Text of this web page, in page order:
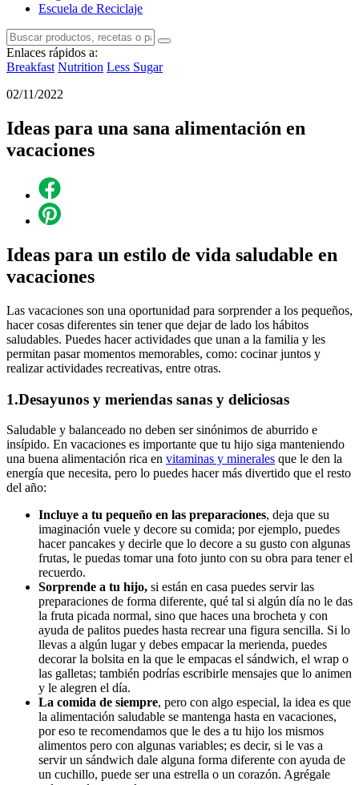
Escuela de Reciclaje
Enlaces rápidos a:
Breakfast Nutrition Less Sugar
02/11/2022
Ideas para una sana alimentación en
vacaciones
Ideas para un estilo de vida saludable en
vacaciones
Las vacaciones son una oportunidad para sorprender a los pequeños,
hacer cosas diferentes sin tener que dejar de lado los hábitos
saludables. Puedes hacer actividades que unan a la familia y les
permitan pasar momentos memorables, como: cocinar juntos y
realizar actividades recreativas, entre otras.
1.Desayunos y meriendas sanas y deliciosas
Saludable y balanceado no deben ser sinónimos de aburrido e
insípido. En vacaciones es importante que tu hijo siga manteniendo
una buena alimentación rica en vitaminas y minerales que le den la
energía que necesita, pero lo puedes hacer más divertido que el resto
del año:
Incluye a tu pequeño en las preparaciones, deja que su
imaginación vuele y decore su comida; por ejemplo, puedes
hacer pancakes y decirle que lo decore a su gusto con algunas
frutas, le puedas tomar una foto junto con su obra para tener el
recuerdo.
Sorprende a tu hijo, si están en casa puedes servir las
preparaciones de forma diferente, qué tal si algún día no le das
la fruta picada normal, sino que haces una brocheta y con
ayuda de palitos puedes hasta recrear una figura sencilla. Si lo
llevas a algún lugar y debes empacar la merienda, puedes
decorar la bolsita en la que le empacas el sándwich, el wrap o
las galletas; también podrías escribirle mensajes que lo animen
y le alegren el día.
La comida de siempre, pero con algo especial, la idea es que
la alimentación saludable se mantenga hasta en vacaciones,
por eso te recomendamos que le des a tu hijo los mismos
alimentos pero con algunas variables; es decir, si le vas a
servir un sándwich dale alguna forma diferente con ayuda de
un cuchillo, puede ser una estrella o un corazón. Agrégale